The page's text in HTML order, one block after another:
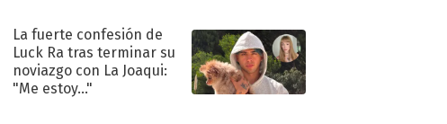
La fuerte confesión de
Luck Ra tras terminar su
noviazgo con La Joaqui:
"Me estoy..."